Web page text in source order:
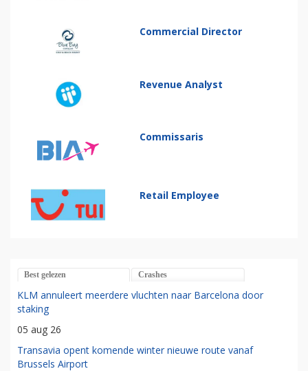
Commercial Director
Revenue Analyst
Commissaris
Retail Employee
Best gelezen Crashes
KLM annuleert meerdere vluchten naar Barcelona door
staking
05 aug 26
Transavia opent komende winter nieuwe route vanaf
Brussels Airport